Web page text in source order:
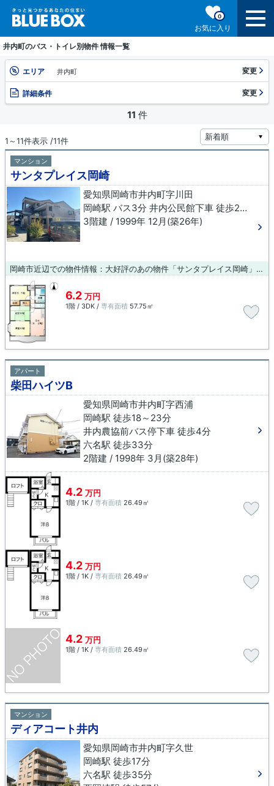
お気に入り
0
井内町のバス・トイレ別物件 情報一覧
エリア 井内町 変更
詳細条件 変更
11 件
1～11件表示 /11件
マンション
サンタプレイス岡崎
愛知県岡崎市井内町字川田
岡崎駅 バス3分 井内公民館下車 徒歩2分
3階建 / 1999年 12月(築26年)
岡崎市近辺での物件情報：大好評のあの物件「サンタプレイス岡崎」。駅まで歩いて14分ほどの、魅力的な立地の物件です。造りとデザインに関して、自信をもって情報を提供できるマンションです。ブルーボックス 岡崎支店では、お客様が安心して快適に過ごせるよう、様々な物件をご紹介しております。どうぞご覧下さい。
6.2 万円
1階 / 3DK / 専有面積 57.75㎡
アパート
柴田ハイツB
愛知県岡崎市井内町字西浦
岡崎駅 徒歩18～23分
井内農協前バス停下車 徒歩4分
六名駅 徒歩33分
2階建 / 1998年 3月(築28年)
4.2 万円
1階 / 1K / 専有面積 26.49㎡
4.2 万円
1階 / 1K / 専有面積 26.49㎡
4.2 万円
1階 / 1K / 専有面積 26.49㎡
マンション
ディアコート井内
愛知県岡崎市井内町字久世
岡崎駅 徒歩17分
六名駅 徒歩35分